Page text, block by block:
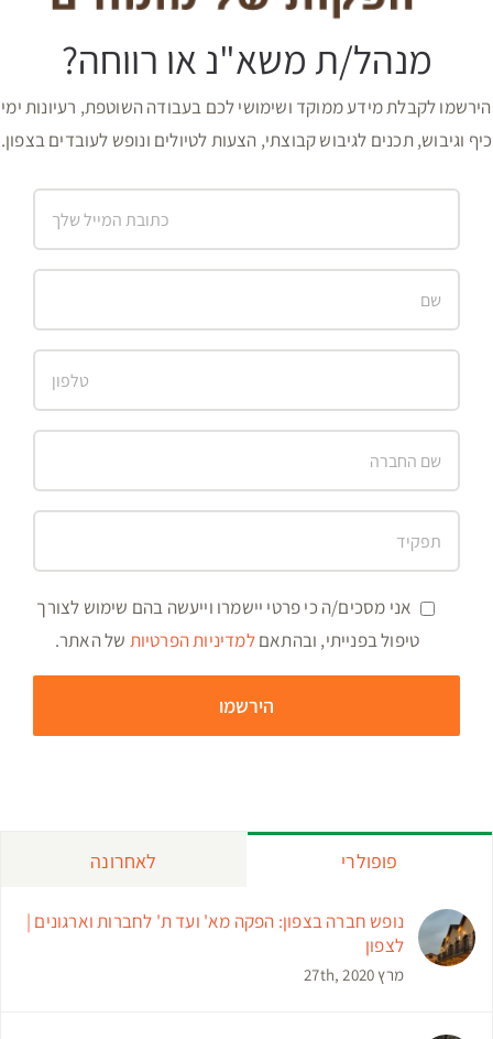
מנהל/ת משא"נ או רווחה?
הירשמו לקבלת מידע ממוקד ושימושי לכם בעבודה השוטפת, רעיונות ימי
כיף וגיבוש, תכנים לגיבוש קבוצתי, הצעות לטיולים ונופש לעובדים בצפון.
אני מסכים/ה כי פרטי יישמרו וייעשה בהם שימוש לצורך
טיפול בפנייתי, ובהתאםלמדיניות הפרטיות של האתר.
פופולרי לאחרונה
נופש חברה בצפון: הפקה מא' ועד ת' לחברות וארגונים |
לצפון
מרץ 27th, 2020